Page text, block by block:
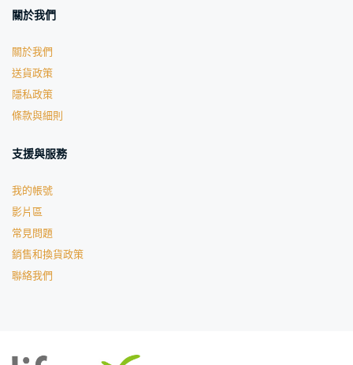
關於我們
關於我們
送貨政策
隱私政策
條款與細則
支援與服務
我的帳號
影片區
常見問題
銷售和換貨政策
聯絡我們